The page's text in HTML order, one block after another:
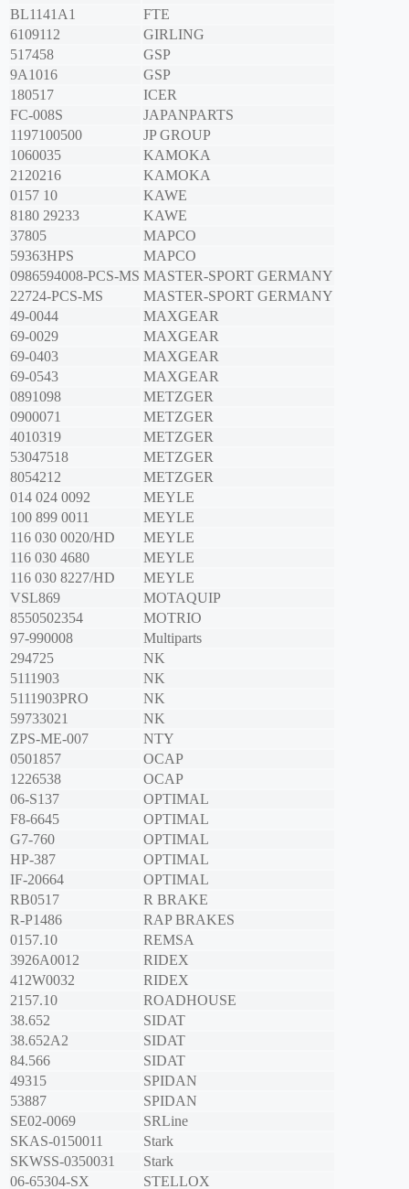
BL1141A1
FTE
6109112
GIRLING
517458
GSP
9A1016
GSP
180517
ICER
FC-008S
JAPANPARTS
1197100500
JP GROUP
1060035
KAMOKA
2120216
KAMOKA
0157 10
KAWE
8180 29233
KAWE
37805
MAPCO
59363HPS
MAPCO
0986594008-PCS-MS MASTER-SPORT GERMANY
22724-PCS-MS
MASTER-SPORT GERMANY
49-0044
MAXGEAR
69-0029
MAXGEAR
69-0403
MAXGEAR
69-0543
MAXGEAR
0891098
METZGER
0900071
METZGER
4010319
METZGER
53047518
METZGER
8054212
METZGER
014 024 0092
MEYLE
100 899 0011
MEYLE
116 030 0020/HD
MEYLE
116 030 4680
MEYLE
116 030 8227/HD
MEYLE
VSL869
MOTAQUIP
8550502354
MOTRIO
97-990008
Multiparts
294725
NK
5111903
NK
5111903PRO
NK
59733021
NK
ZPS-ME-007
NTY
0501857
OCAP
1226538
OCAP
06-S137
OPTIMAL
F8-6645
OPTIMAL
G7-760
OPTIMAL
HP-387
OPTIMAL
IF-20664
OPTIMAL
RB0517
R BRAKE
R-P1486
RAP BRAKES
0157.10
REMSA
3926A0012
RIDEX
412W0032
RIDEX
2157.10
ROADHOUSE
38.652
SIDAT
38.652A2
SIDAT
84.566
SIDAT
49315
SPIDAN
53887
SPIDAN
SE02-0069
SRLine
SKAS-0150011
Stark
SKWSS-0350031
Stark
06-65304-SX
STELLOX